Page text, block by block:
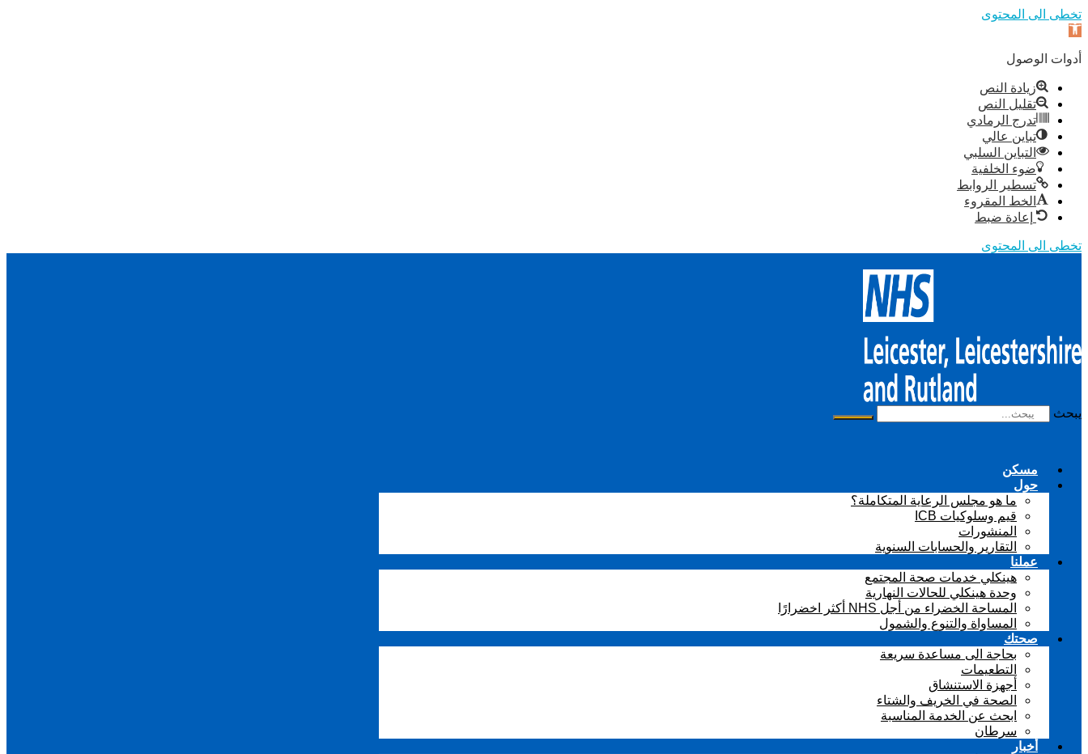
تخطى الى المحتوى
افتح شريط الأدوات
أدوات الوصول
زيادة النص
تقليل النص
تدرج الرمادي
تباين عالي
التباين السلبي
ضوء الخلفية
تسطير الروابط
الخط المقروء
إعادة ضبط
تخطى الى المحتوى
يبحث
مسكن
حول
ما هو مجلس الرعاية المتكاملة؟
قيم وسلوكيات ICB
المنشورات
التقارير والحسابات السنوية
عملنا
هينكلي خدمات صحة المجتمع
وحدة هينكلي للحالات النهارية
المساحة الخضراء من أجل NHS أكثر اخضرارًا
المساواة والتنوع والشمول
صحتك
بحاجة الى مساعدة سريعة
التطعيمات
أجهزة الاستنشاق
الصحة في الخريف والشتاء
ابحث عن الخدمة المناسبة
سرطان
أخبار